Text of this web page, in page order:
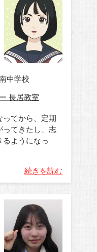
中学校
長居教室
てから、定期
ってきたし、志
ようになっ
続きを読む